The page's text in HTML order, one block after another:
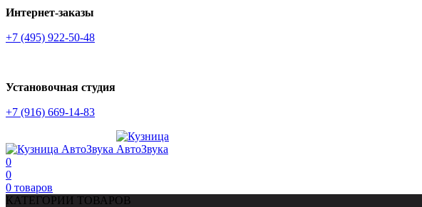
Интернет-заказы
+7 (495) 922-50-48
Установочная студия
+7 (916) 669-14-83
0
0
0 товаров
КАТЕГОРИИ ТОВАРОВ